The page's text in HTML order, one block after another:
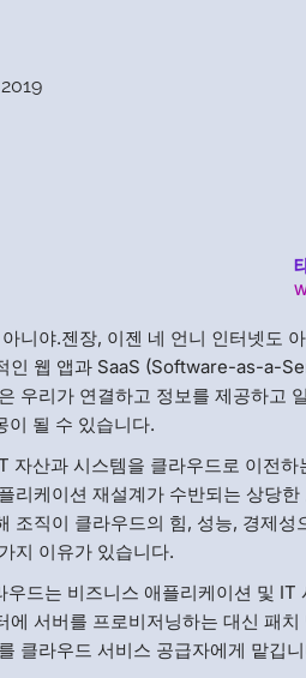
니야.젠장, 이젠 네 언니 인터넷도
인 웹 앱과 SaaS (Software-as-a-
우리가 연결하고 정보를 제공하고
이 될 수 있습니다.
자산과 시스템을 클라우드로 이전
리케이션 재설계가 수반되는 상당
조직이 클라우드의 힘, 성능, 경제
지 이유가 있습니다.
우드는 비즈니스 애플리케이션 및
에 서버를 프로비저닝하는 대신 패
클라우드 서비스 공급자에게 맡깁